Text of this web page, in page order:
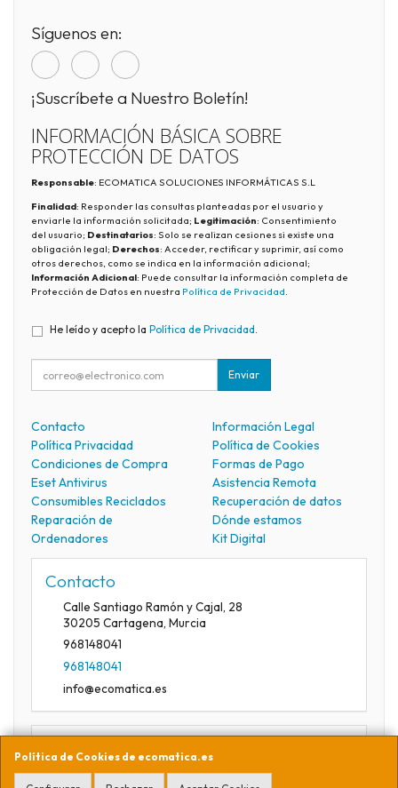
Política de Cookies de ecomatica.es
Síguenos en:
¡Suscríbete a Nuestro Boletín!
INFORMACIÓN BÁSICA SOBRE
PROTECCIÓN DE DATOS
Responsable: ECOMATICA SOLUCIONES INFORMÁTICAS S.L
Finalidad: Responder las consultas planteadas por el usuario y
enviarle la información solicitada; Legitimación: Consentimiento
del usuario; Destinatarios: Solo se realizan cesiones si existe una
obligación legal; Derechos: Acceder, rectificar y suprimir, así como
otros derechos, como se indica en la información adicional;
Información Adicional: Puede consultar la información completa de
Protección de Datos en nuestra Política de Privacidad
He leído y acepto la Política de Privacidad.
Enviar
Contacto
Información Legal
Política Privacidad
Política de Cookies
Condiciones de Compra
Formas de Pago
Eset Antivirus
Asistencia Remota
Consumibles Reciclados
Recuperación de datos
Reparación de
Ordenadores
Dónde estamos
Kit Digital
Contacto
Calle Santiago Ramón y Cajal, 28
30205 Cartagena, Murcia
968148041
968148041
info@ecomatica.es
Horario
09:30-13:30